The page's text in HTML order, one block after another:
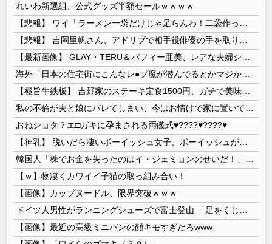
れいわ新選組、公式グッズ半額セールｗｗｗｗ
おねショタ？エ□ガキに孕まされる両儀式♥️????♥️????♥️
【ｗ】物凄くカワイイ子猫の取っ組み合い！
【画像】カップヌードル、限界突破ｗｗｗ
【画像】最近の高級ミニバンの顔キモすぎだろwww